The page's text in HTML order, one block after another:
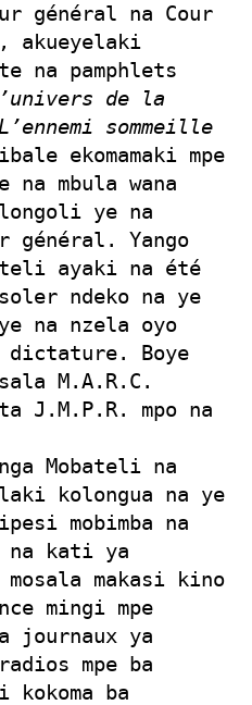
général na Cour
akueyelaki
na pamphlets
de la
L’ennemi sommeille
ekomamaki mpe
na mbula wana
ye na
général. Yango
ayaki na été
ndeko na ye
na nzela oyo
dictature. Boye
M.A.R.C.
J.M.P.R. mpo na
Mobateli na
kolongua na ye
mobimba na
na kati ya
makasi kino
mingi mpe
journaux ya
mpe ba
ba